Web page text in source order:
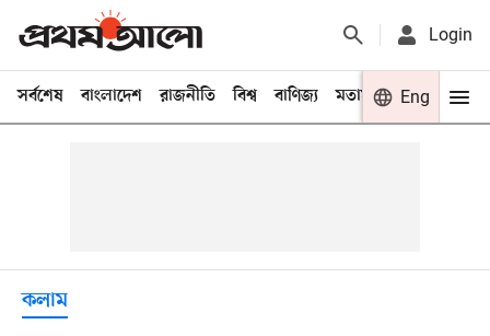
Login
সর্বশেষ বাংলাদেশ রাজনীতি বিশ্ব বাণিজ্য মতামত খেলা
Eng
কলাম